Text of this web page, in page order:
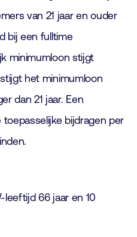
van 21 jaar en ouder
bij een fulltime
minimumloon stijgt
het minimumloon
dan 21 jaar. Een
bijdragen per
leeftijd 66 jaar en 10